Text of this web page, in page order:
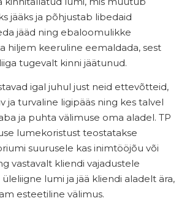
jääks ja põhjustab libedaid
jääd ning ebaloomulikke
hiljem keeruline eemaldada, sest
tugevalt kinni jäätunud.
igal juhul just neid ettevõtteid,
ja turvaline ligipääs ning kes talvel
ja puhta välimuse oma aladel. TP
lumekoristust teostatakse
suurusele kas inimtööjõu või
vastavalt kliendi vajadustele
lumi ja jää kliendi aladelt ära,
esteetiline välimus.